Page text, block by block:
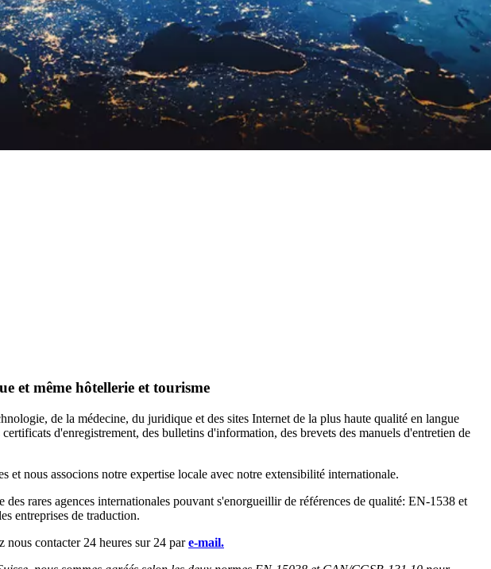
et même hôtellerie et tourisme
de la médecine, du juridique et des sites Internet de la plus haute qualité en langue
d'enregistrement, des bulletins d'information, des brevets des manuels d'entretien de
et nous associons notre expertise locale avec notre extensibilité internationale.
rares agences internationales pouvant s'enorgueillir de références de qualité: EN-1538 et
entreprises de traduction.
nous contacter 24 heures sur 24 pare-mail.